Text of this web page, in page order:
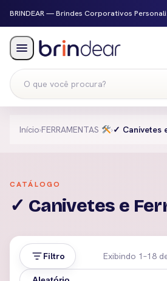
BRINDEAR — Brindes Corporativos
Menu
Início›FERRAMENTAS ›✓ Canivetes
CATÁLOGO
✓ Canivetes e
Filtro Exibindo 1–18